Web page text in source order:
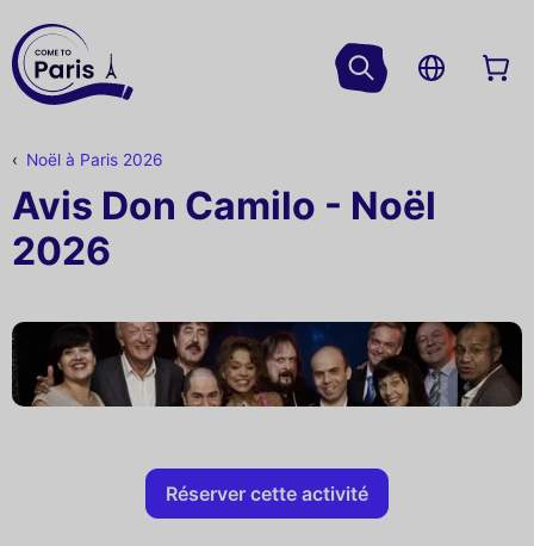
Noël à Paris 2026
Avis Don Camilo - Noël
2026
Réserver cette activité